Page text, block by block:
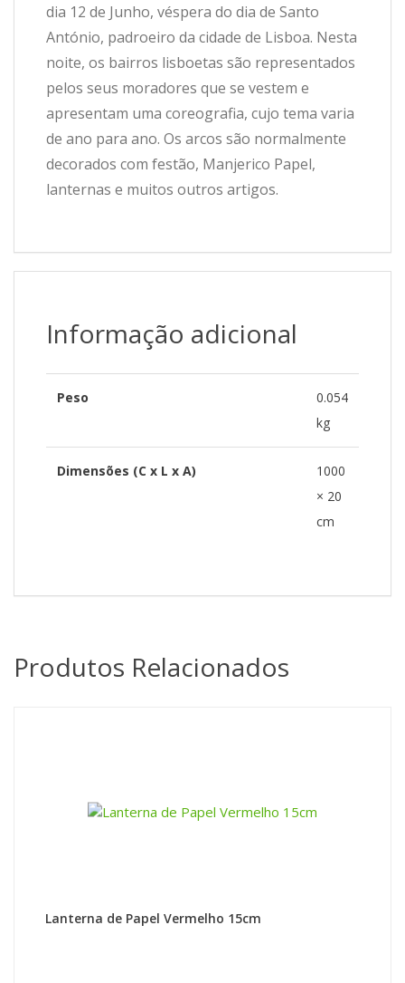
dia 12 de Junho, véspera do dia de Santo
António, padroeiro da cidade de Lisboa. Nesta
noite, os bairros lisboetas são representados
pelos seus moradores que se vestem e
apresentam uma coreografia, cujo tema varia
de ano para ano. Os arcos são normalmente
decorados com festão, Manjerico Papel,
lanternas e muitos outros artigos.
Informação adicional
Peso
0.054
kg
Dimensões (C x L x A)
1000
× 20
cm
Produtos Relacionados
Lanterna de Papel Vermelho 15cm